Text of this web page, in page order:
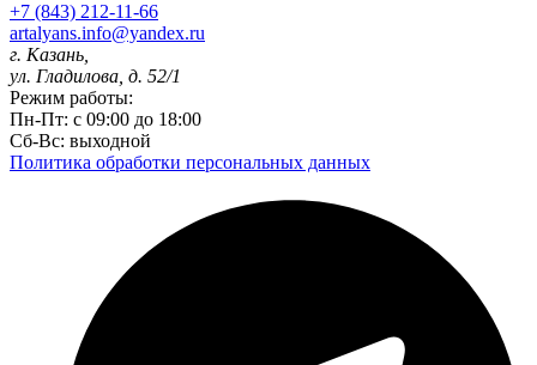
+7 (843) 212-11-66
artalyans.info@yandex.ru
г. Казань,
ул. Гладилова, д. 52/1
Режим работы:
Пн-Пт: с 09:00 до 18:00
Сб-Вс: выходной
Политика обработки персональных данных